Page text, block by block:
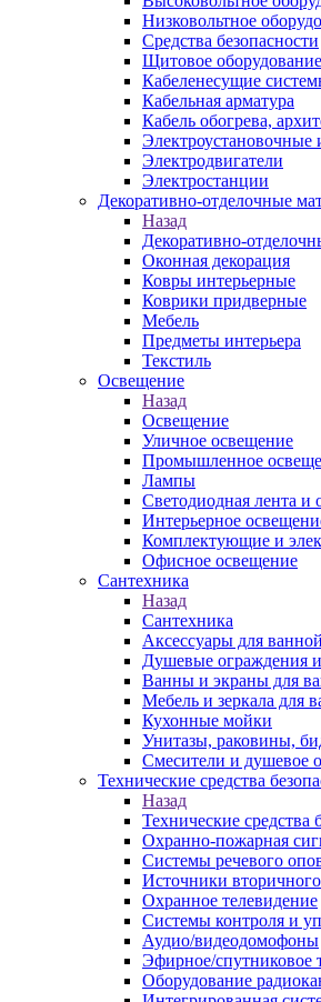
Низковольтное
Средства безопасности
Щитовое оборудование
Кабеленесущие
Кабельная арматура
Кабель обогрева,
Электроустановочные
Электродвигатели
Электростанции
Декоративно-отделочные
Назад
Декоративно-
Оконная декорация
Ковры интерьерные
Коврики придверные
Мебель
Предметы интерьера
Текстиль
Освещение
Назад
Освещение
Уличное освещение
Промышленное
Лампы
Светодиодная лента и
Интерьерное
Комплектующие и
Офисное освещение
Сантехника
Назад
Сантехника
Аксессуары для
Душевые ограждения
Ванны и экраны для
Мебель и зеркала для
Кухонные мойки
Унитазы, раковины,
Смесители и душевое
Технические средства
Назад
Технические средства
Охранно-пожарная
Системы речевого
Источники
Охранное телевидение
Системы контроля и
Аудио/видеодомофоны
Эфирное/спутниковое
Оборудование